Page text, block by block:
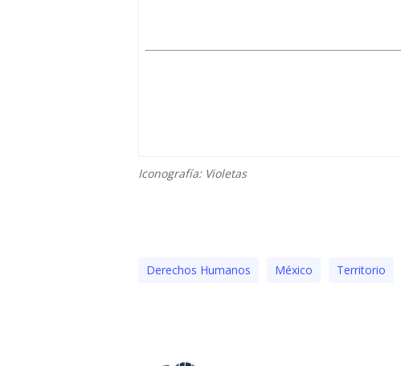
Iconografía: Violetas
Derechos Humanos México Territorio